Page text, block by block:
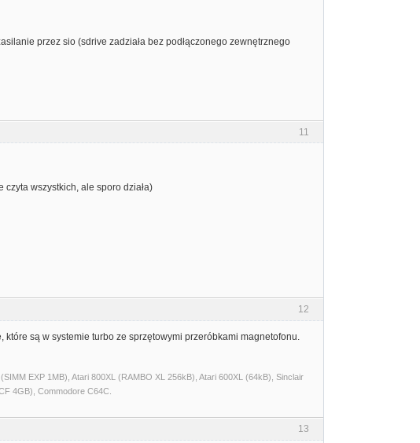
przez sio (sdrive zadziała bez podłączonego zewnętrznego
11
wszystkich, ale sporo działa)
12
są w systemie turbo ze sprzętowymi przeróbkami magnetofonu.
EXP 1MB), Atari 800XL (RAMBO XL 256kB), Atari 600XL (64kB), Sinclair
4GB), Commodore C64C.
13